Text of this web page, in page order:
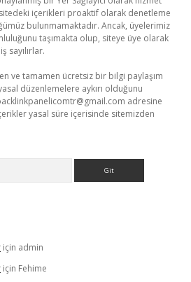
içerikleri proaktif olarak denetleme
bulunmamaktadır. Ancak, üyelerimiz
taşımakta olup, siteye üye olarak
sayılırlar.
ve tamamen ücretsiz bir bilgi paylaşım
düzenlemelere aykırı olduğunu
adresine
yasal süre içerisinde sitemizden
için admin
için Fehime